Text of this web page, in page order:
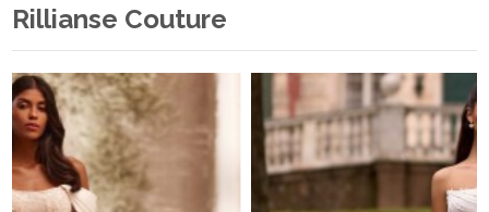
Rillianse Couture